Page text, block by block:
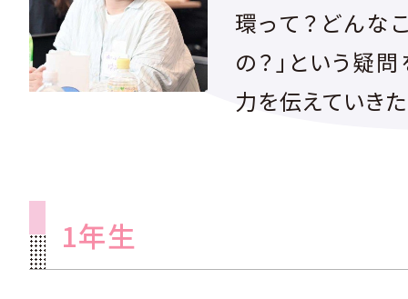
環って？どんな
の？」という疑
力を伝えていき
1年生